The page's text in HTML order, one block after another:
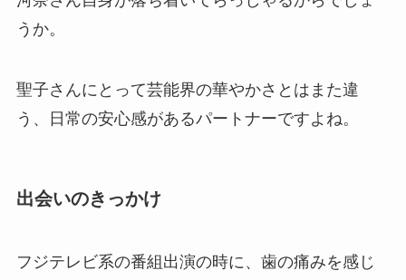
うか。
聖子さんにとって芸能界の華やかさとはまた違
う、日常の安心感があるパートナーですよね。
出会いのきっかけ
フジテレビ系の番組出演の時に、歯の痛みを感じ